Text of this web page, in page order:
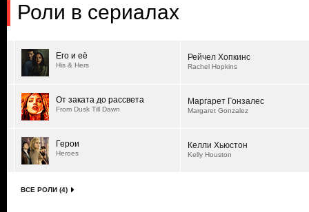
Роли в сериалах
Его и её
His & Hers
Рейчел Хопкинс
Rachel Hopkins
От заката до рассвета
From Dusk Till Dawn
Маргарет Гонзалес
Margaret Gonzalez
Герои
Heroes
Келли Хьюстон
Kelly Houston
ВСЕ РОЛИ (4)